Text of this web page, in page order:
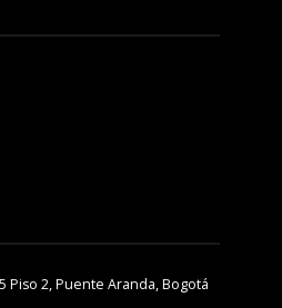
Piso 2, Puente Aranda, Bogotá